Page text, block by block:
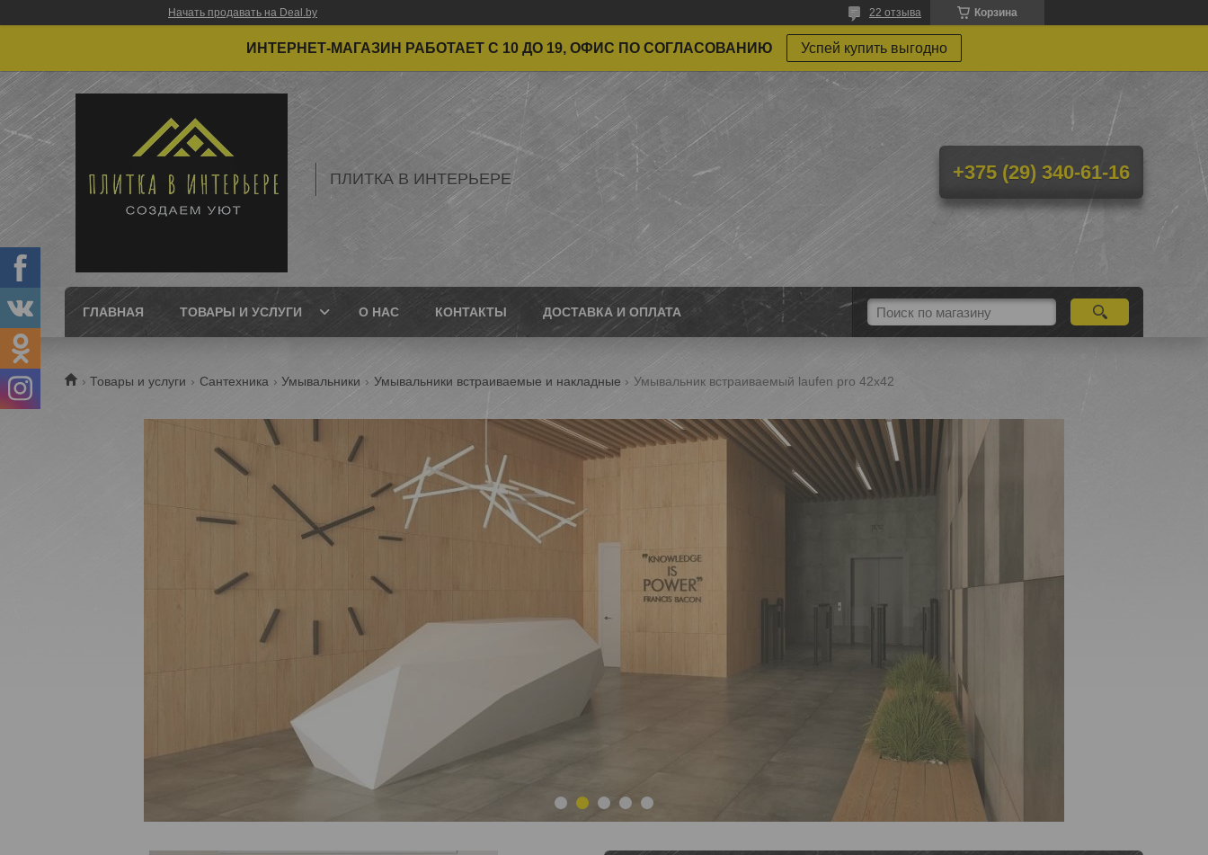
Начать продавать на Deal.by Корзина
22 отзыва
ИНТЕРНЕТ-МАГАЗИН РАБОТАЕТ С 10 ДО 19, ОФИС ПО СОГЛАСОВАНИЮ Успей купить выгодно
ПЛИТКА В ИНТЕРЬЕРЕ +375 (29) 340-61-16
ГЛАВНАЯ ТОВАРЫ И УСЛУГИ О НАС КОНТАКТЫ ДОСТАВКА И ОПЛАТА
Товары и услуги Сантехника Умывальники Умывальники встраиваемые и накладные Умывальник встраиваемый laufen pro 42x42